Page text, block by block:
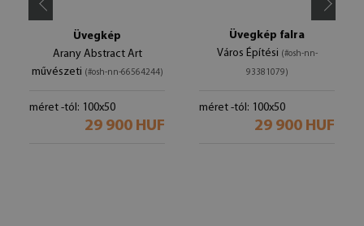
Üvegkép
Arany Abstract Art
művészeti (#osh-nn-66564244)
méret -tól: 100x50
29 900 HUF
Üvegkép falra
Város Építési (#osh-nn-
93381079)
méret -tól: 100x50
29 900 HUF